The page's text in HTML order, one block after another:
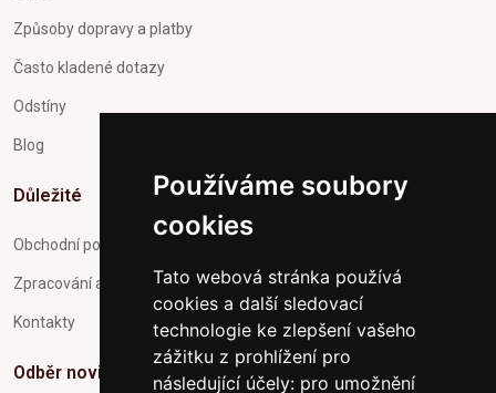
Používáme soubory
cookies
Tato webová stránka používá
cookies a další sledovací
technologie ke zlepšení vašeho
zážitku z prohlížení pro
následující účely: pro umožnění
Způsoby dopravy a platby
Často kladené dotazy
Odstíny
Blog
Důležité
Obchodní podmínky
Zpracování a ochrana osobních údajů
Kontakty
Odběr novinek